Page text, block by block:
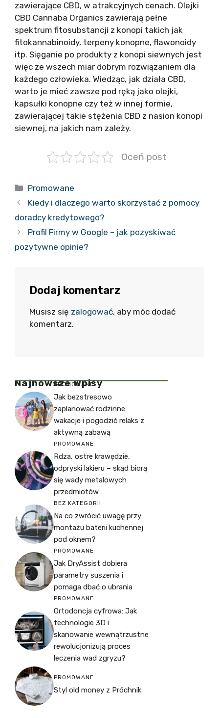
zawierające CBD, w atrakcyjnych cenach. Olejki
CBD Cannaba Organics zawierają pełne
spektrum fitosubstancji z konopi takich jak
fitokannabinoidy, terpeny konopne, flawonoidy
itp. Sięganie po produkty z konopi siewnych jest
więc ze wszech miar dobrym rozwiązaniem dla
każdego człowieka. Wiedząc, jak działa CBD,
warto je mieć zawsze pod ręką jako olejki,
kapsułki konopne czy też w innej formie,
zawierającej takie stężenia CBD z nasion konopi
siewnej, na jakich nam zależy.
Oceń post
Kategorie
Promowane
Kiedy i dlaczego warto skorzystać z pomocy
doradcy kredytowego?
Profil Firmy w Google – jak pozyskiwać
pozytywne opinie?
Dodaj komentarz
Musisz się zalogować, aby móc dodać
komentarz.
Najnowsze Wpisy
PROMOWANE
Jak bezstresowo
zaplanować rodzinne
wakacje i pogodzić relaks z
aktywną zabawą
PROMOWANE
Rdza, ostre krawędzie,
odpryski lakieru – skąd biorą
się wady metalowych
przedmiotów
BEZ KATEGORII
Na co zwrócić uwagę przy
montażu baterii kuchennej
pod oknem?
PROMOWANE
Jak DryAssist dobiera
parametry suszenia i
pomaga dbać o ubrania
PROMOWANE
Ortodoncja cyfrowa: Jak
technologie 3D i
skanowanie wewnątrzustne
rewolucjonizują proces
leczenia wad zgryzu?
PROMOWANE
Styl old money z Próchnik